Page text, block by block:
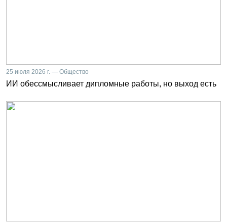
25 июля 2026 г. — Общество
ИИ обессмысливает дипломные работы, но выход есть